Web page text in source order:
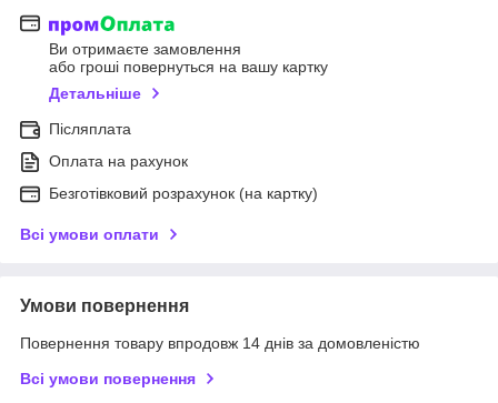
Ви отримаєте замовлення
або гроші повернуться на вашу картку
Детальніше
Післяплата
Оплата на рахунок
Безготівковий розрахунок (на картку)
Всі умови оплати
Умови повернення
Повернення товару впродовж 14 днів за домовленістю
Всі умови повернення